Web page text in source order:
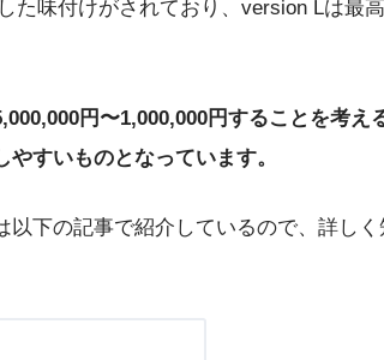
た味付けがされており、version Lは最
円〜1,000,000円することを考え
すいものとなっています。
以下の記事で紹介しているので、詳し